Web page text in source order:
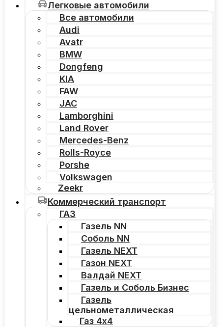
Легковые автомобили
Все автомобили
Audi
Avatr
BMW
Dongfeng
KIA
FAW
JAC
Lamborghini
Land Rover
Mercedes-Benz
Rolls-Royce
Porshe
Volkswagen
Zeekr
Коммерческий транспорт
ГАЗ
Газель NN
Соболь NN
Газель NEXT
Газон NEXT
Валдай NEXT
Газель и Соболь Бизнес
Газель
цельнометаллическая
Газ 4х4